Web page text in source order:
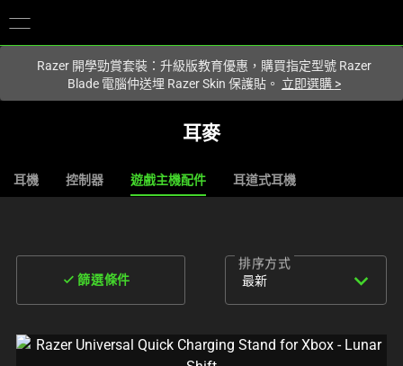
Razer 開學勁賞套裝：升級版教育優惠，購買指定型號 Razer
Blade 電腦仲送埋 Razer Skin 保護貼。 立即選購 >
耳麥
耳機 控制器 遊戲主機配件 耳道式耳機
done 篩選條件
排序方式
expand_more
最新